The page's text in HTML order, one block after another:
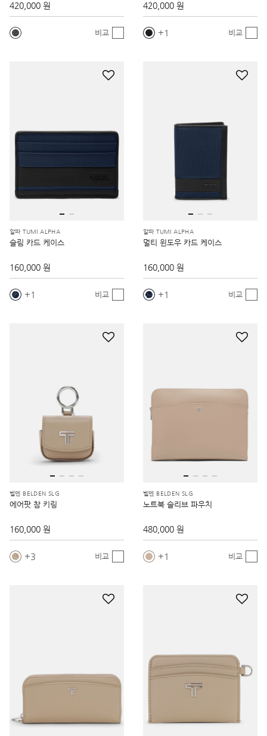
420,000 원
비교
420,000 원
1 비교
알파 TUMI ALPHA
슬림 카드 케이스
160,000 원
1 비교
알파 TUMI ALPHA
멀티 윈도우 카드 케이스
160,000 원
1 비교
벨덴 BELDEN SLG
에어팟 참 키링
160,000 원
3 비교
벨덴 BELDEN SLG
노트북 슬리브 파우치
480,000 원
1 비교